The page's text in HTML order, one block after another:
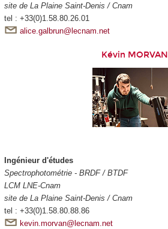
site de La Plaine Saint-Denis / Cnam
tel : +33(0)1.58.80.26.01
alice.galbrun@lecnam.net
Kévin MORVAN
Ingénieur d'études
Spectrophotométrie - BRDF / BTDF
LCM LNE-Cnam
site de La Plaine Saint-Denis / Cnam
tel : +33(0)1.58.80.88.86
kevin.morvan@lecnam.net